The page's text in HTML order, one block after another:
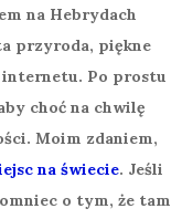
na Hebrydach
przyroda, piękne
Po prostu
choć na chwilę
Moim zdaniem,
na świecie. Jeśli
o tym, że tam